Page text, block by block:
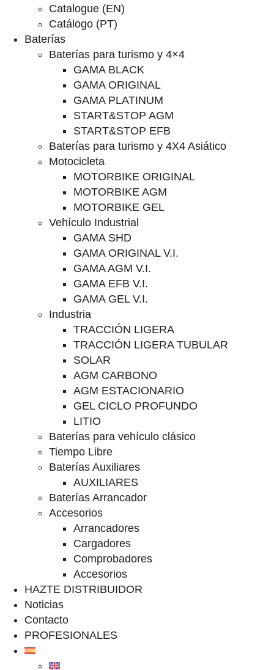
Catalogue (EN)
Catálogo (PT)
Baterías
Baterías para turismo y 4×4
GAMA BLACK
GAMA ORIGINAL
GAMA PLATINUM
START&STOP AGM
START&STOP EFB
Baterías para turismo y 4X4 Asiático
Motocicleta
MOTORBIKE ORIGINAL
MOTORBIKE AGM
MOTORBIKE GEL
Vehículo Industrial
GAMA SHD
GAMA ORIGINAL V.I.
GAMA AGM V.I.
GAMA EFB V.I.
GAMA GEL V.I.
Industria
TRACCIÓN LIGERA
TRACCIÓN LIGERA TUBULAR
SOLAR
AGM CARBONO
AGM ESTACIONARIO
GEL CICLO PROFUNDO
LITIO
Baterías para vehículo clásico
Tiempo Libre
Baterías Auxiliares
AUXILIARES
Baterías Arrancador
Accesorios
Arrancadores
Cargadores
Comprobadores
Accesorios
HAZTE DISTRIBUIDOR
Noticias
Contacto
PROFESIONALES